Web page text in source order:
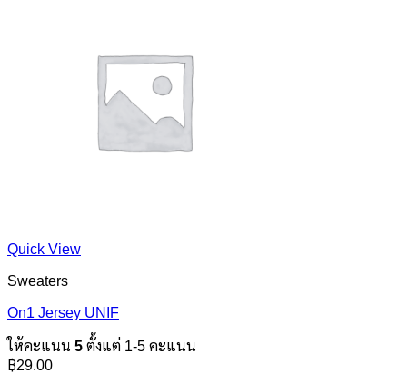
Quick View
Sweaters
On1 Jersey UNIF
ให้คะแนน 5 ตั้งแต่ 1-5 คะแนน
฿29.00